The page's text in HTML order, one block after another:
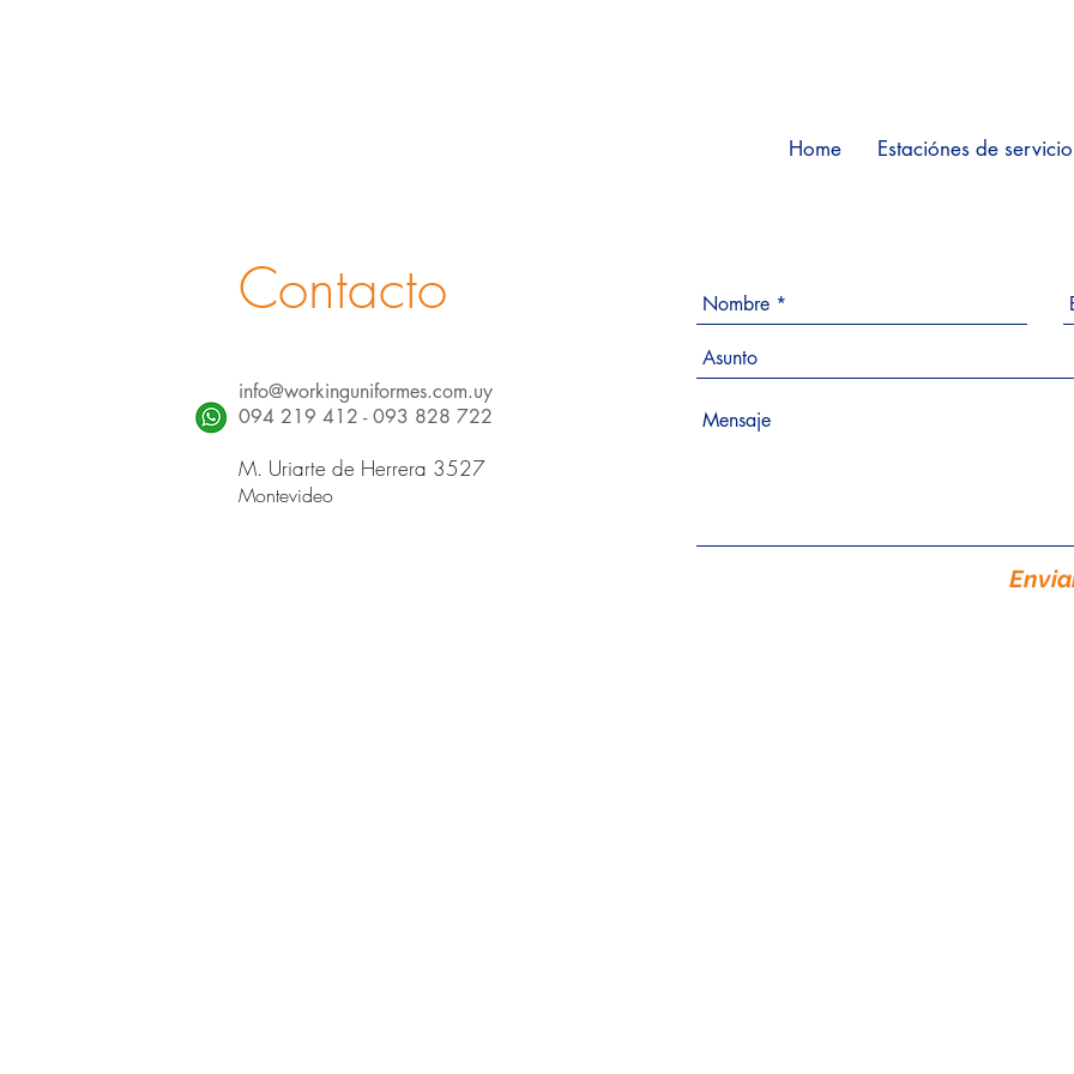
Home Estaciónes de servicio
Contacto
info@workinguniformes.com.uy
094 219 412 - 093 828 722
M. Uriarte de Herrera 3527
Montevideo